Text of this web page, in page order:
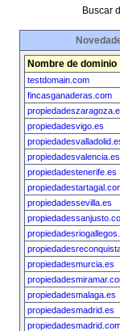
Buscar
Nombre de dominio
testdomain.com
fincasganaderas.com
propiedadesvigo.es
propiedadesvalencia.es
propiedadestenerife.es
propiedadessevilla.es
propiedadesmurcia.es
propiedadesmalaga.es
propiedadesmadrid.es